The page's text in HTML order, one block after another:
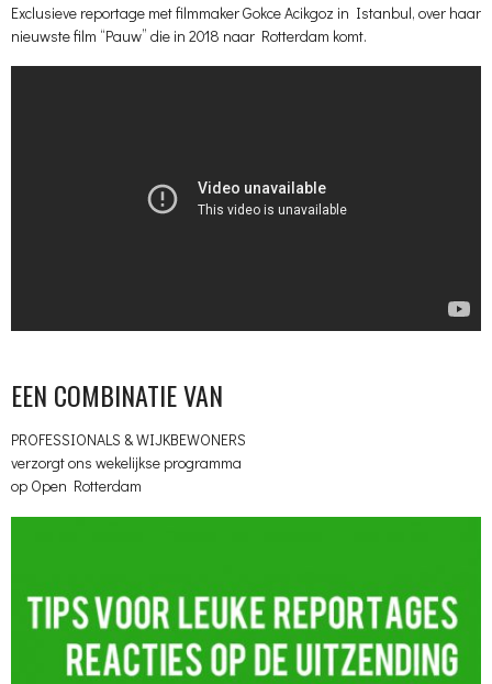
Exclusieve reportage met filmmaker Gokce Acikgoz in Istanbul, over haar
nieuwste film “Pauw” die in 2018 naar Rotterdam komt.
EEN COMBINATIE VAN
PROFESSIONALS & WIJKBEWONERS
verzorgt ons wekelijkse programma
op Open Rotterdam